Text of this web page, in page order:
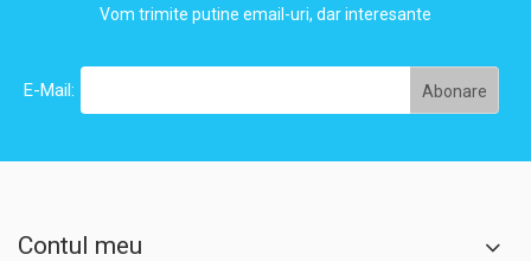
Vom trimite putine email-uri, dar interesante
E-Mail:
Contul meu